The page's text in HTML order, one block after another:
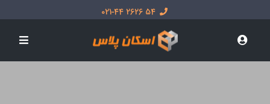
54 2626 021-44